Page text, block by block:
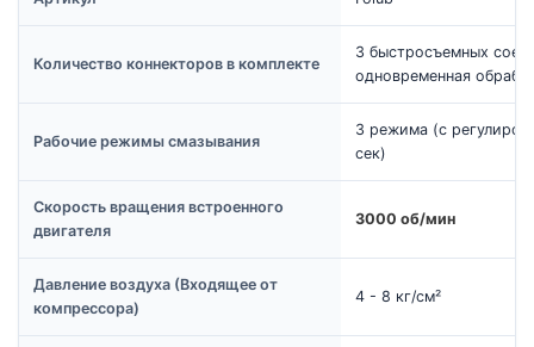
Количество коннекторов в комплекте
3 быстросъемных
одновременная
Рабочие режимы смазывания
3 режима (с
сек)
Скорость вращения встроенного
двигателя
3000 об/мин
Давление воздуха (Входящее от
компрессора)
4 - 8 кг/см²